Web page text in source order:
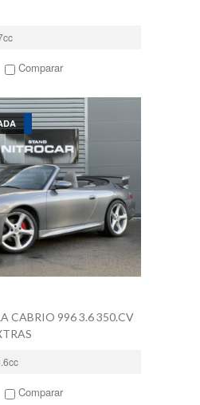
Comparar
CABRIO 996 3.6 350.CV
Comparar